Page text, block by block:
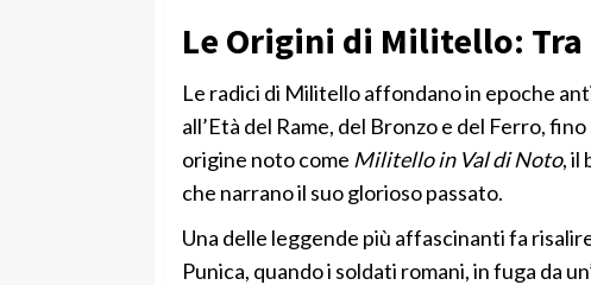
Le Origini di Militello: Tra
Le radici di Militello affondano in epoche
all’Età del Rame, del Bronzo e del Ferro,
origine noto come Militello in Val di Noto, il
che narrano il suo glorioso passato.
Una delle leggende più affascinanti fa
Punica, quando i soldati romani, in fuga da